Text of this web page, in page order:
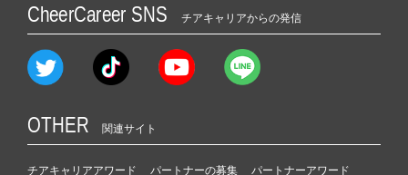
CheerCareer SNS チアキャリアからの発信
OTHER 関連サイト
チアキャリアアワード パートナーの募集 パートナーアワード